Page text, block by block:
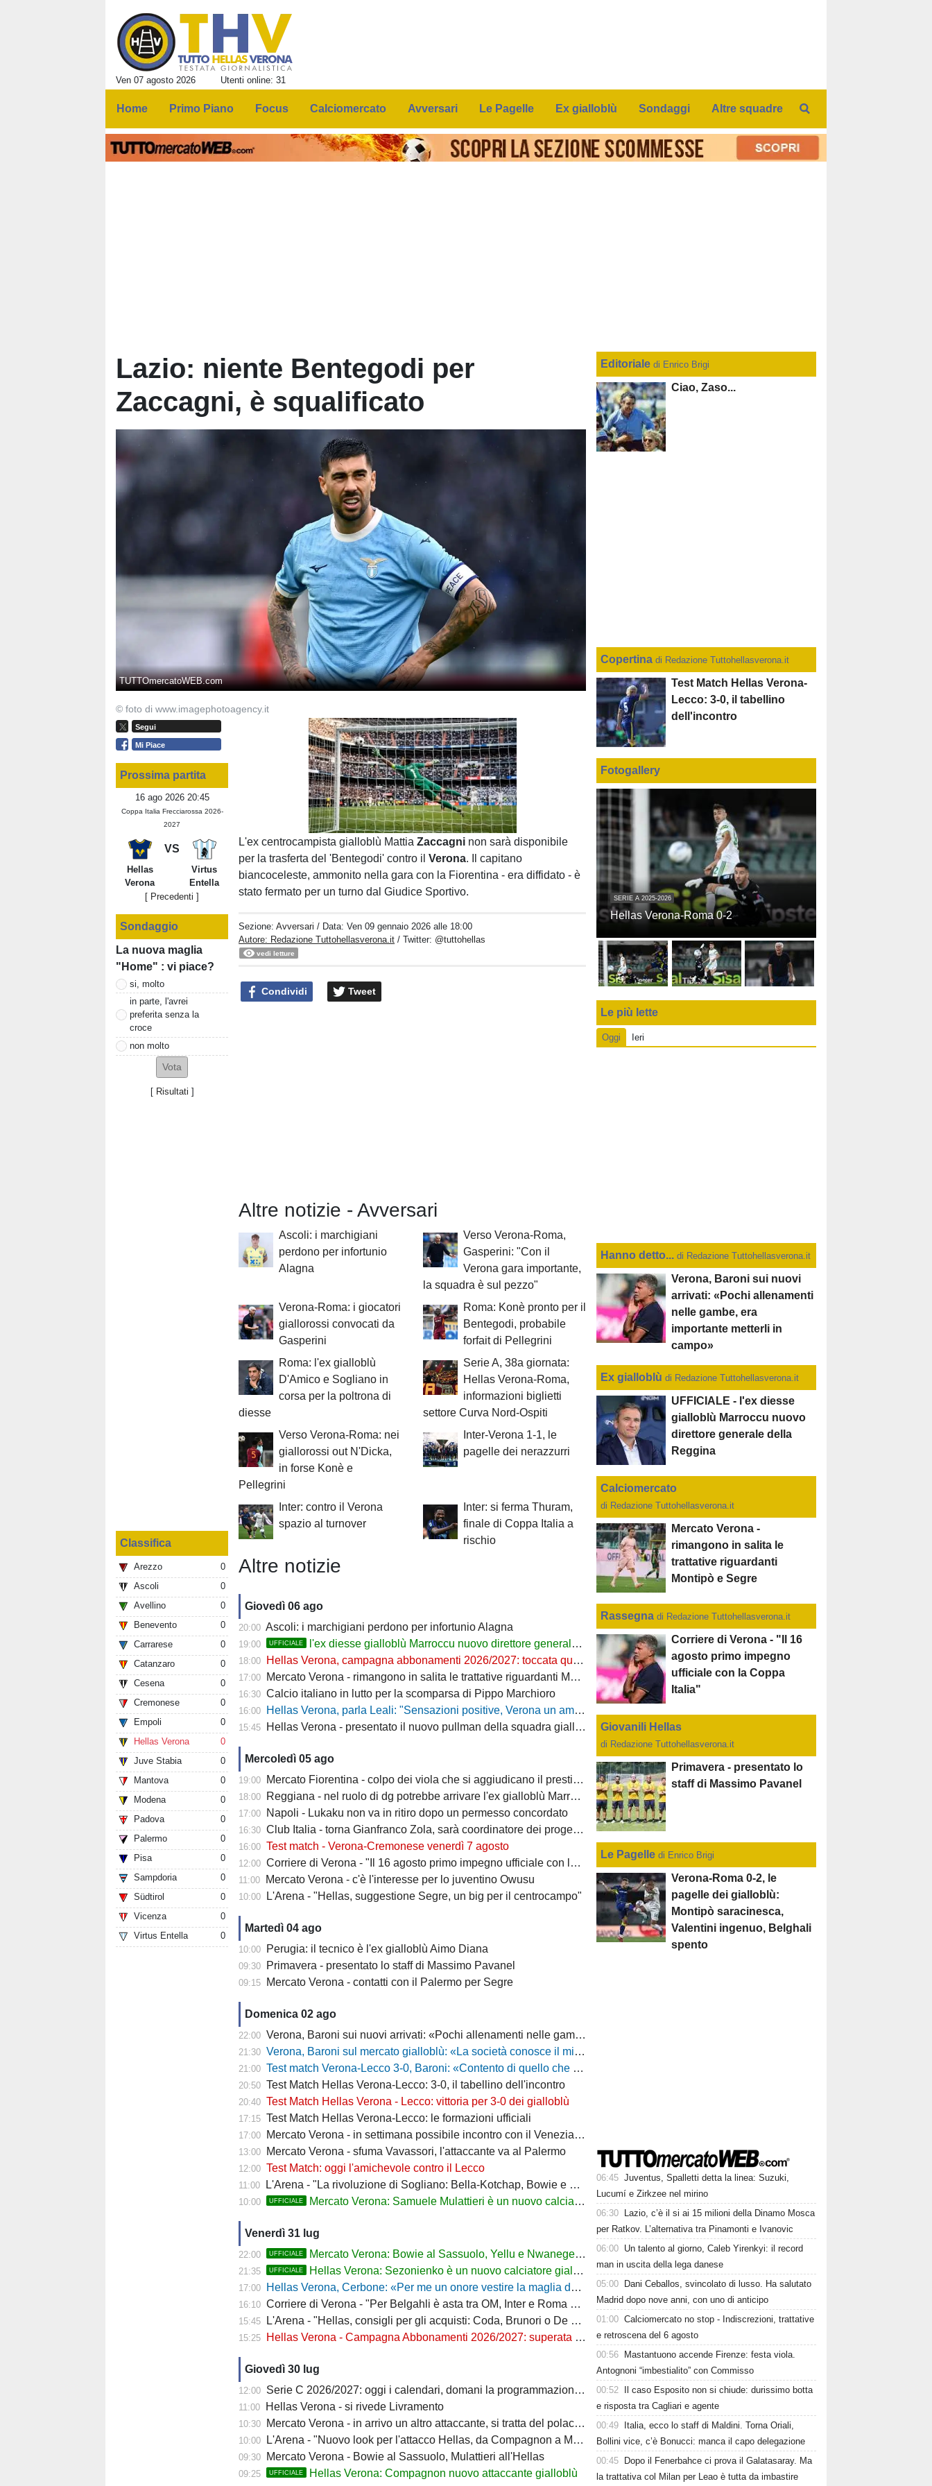
Ven 07 agosto 2026 Utenti online: 31
Home Primo Piano Focus Calciomercato Avversari Le Pagelle Ex gialloblù Sondaggi Altre squadre
Lazio: niente Bentegodi per
Zaccagni, è squalificato
TUTTOmercatoWEB.com
© foto di www.imagephotoagency.it
Segui
Mi Piace
Prossima partita
16 ago 2026 20:45
Coppa Italia Frecciarossa 2026-
2027
VS
Hellas
Verona
Virtus
Entella
[ Precedenti ]
Sondaggio
La nuova maglia
"Home" : vi piace?
si, molto
in parte, l'avrei
preferita senza la
croce
non molto
[ Risultati ]
Classifica
Arezzo
0
Ascoli
0
Avellino
0
Benevento
0
Carrarese
0
Catanzaro
0
Cesena
0
Cremonese
0
Empoli
0
Hellas Verona
0
Juve Stabia
0
Mantova
0
Modena
0
Padova
0
Palermo
0
Pisa
0
Sampdoria
0
Südtirol
0
Vicenza
0
Virtus Entella
0
Unmute
Loaded:
100.00%
L'ex centrocampista gialloblù MattiaZaccagni non sarà disponibile
per la trasferta del 'Bentegodi' contro ilVerona. Il capitano
biancoceleste, ammonito nella gara con la Fiorentina - era diffidato - è
stato fermato per un turno dal Giudice Sportivo.
Sezione:Avversari / Data:Ven 09 gennaio 2026 alle 18:00
Autore: Redazione Tuttohellasverona.it / Twitter: @tuttohellas
vedi letture
Condividi Tweet
Altre notizie - Avversari
Ascoli: i marchigiani
perdono per infortunio
Alagna
Verso Verona-Roma,
Gasperini: "Con il
Verona gara importante,
la squadra è sul pezzo"
Verona-Roma: i giocatori
giallorossi convocati da
Gasperini
Roma: Konè pronto per il
Bentegodi, probabile
forfait di Pellegrini
Roma: l'ex gialloblù
D'Amico e Sogliano in
corsa per la poltrona di
diesse
Serie A, 38a giornata:
Hellas Verona-Roma,
informazioni biglietti
settore Curva Nord-Ospiti
Verso Verona-Roma: nei
giallorossi out N'Dicka,
in forse Konè e
Pellegrini
Inter-Verona 1-1, le
pagelle dei nerazzurri
Inter: contro il Verona
spazio al turnover
Inter: si ferma Thuram,
finale di Coppa Italia a
rischio
Altre notizie
Giovedì 06 ago
20:00 Ascoli: i marchigiani perdono per infortunio Alagna
19:00 UFFICIALE l'ex diesse gialloblù Marroccu nuovo direttore generale della Reggina
18:00 Hellas Verona, campagna abbonamenti 2026/2027: toccata quota 11mila
17:00 Mercato Verona - rimangono in salita le trattative riguardanti Montipò e Segre
16:30 Calcio italiano in lutto per la scomparsa di Pippo Marchioro
16:00 Hellas Verona, parla Leali: "Sensazioni positive, Verona un ambiente dove si può lavorare bene"
15:45 Hellas Verona - presentato il nuovo pullman della squadra gialloblù
Mercoledì 05 ago
19:00 Mercato Fiorentina - colpo dei viola che si aggiudicano il prestito dal Real di Mastantuono
18:00 Reggiana - nel ruolo di dg potrebbe arrivare l'ex gialloblù Marroccu
17:00 Napoli - Lukaku non va in ritiro dopo un permesso concordato
16:30 Club Italia - torna Gianfranco Zola, sarà coordinatore dei progetti delle attività giovanili
16:00 Test match - Verona-Cremonese venerdì 7 agosto
12:00 Corriere di Verona - "Il 16 agosto primo impegno ufficiale con la Coppa Italia"
11:00 Mercato Verona - c'è l'interesse per lo juventino Owusu
10:00 L'Arena - "Hellas, suggestione Segre, un big per il centrocampo"
Martedì 04 ago
10:00 Perugia: il tecnico è l'ex gialloblù Aimo Diana
09:30 Primavera - presentato lo staff di Massimo Pavanel
09:15 Mercato Verona - contatti con il Palermo per Segre
Domenica 02 ago
22:00 Verona, Baroni sui nuovi arrivati: «Pochi allenamenti nelle gambe, era importante metterli in campo»
21:30 Verona, Baroni sul mercato gialloblù: «La società conosce il mio progetto, la mia garanzia è Sogliano»
21:00 Test match Verona-Lecco 3-0, Baroni: «Contento di quello che ho visto, la strada è questa e non torneremo indietro»
20:50 Test Match Hellas Verona-Lecco: 3-0, il tabellino dell'incontro
20:40 Test Match Hellas Verona - Lecco: vittoria per 3-0 dei gialloblù
17:15 Test Match Hellas Verona-Lecco: le formazioni ufficiali
17:00 Mercato Verona - in settimana possibile incontro con il Venezia per Montipò
13:00 Mercato Verona - sfuma Vavassori, l'attaccante va al Palermo
12:00 Test Match: oggi l'amichevole contro il Lecco
11:00 L'Arena - "La rivoluzione di Sogliano: Bella-Kotchap, Bowie e ora Belghali"
10:00 UFFICIALE Mercato Verona: Samuele Mulattieri è un nuovo calciatore gialloblù
Venerdì 31 lug
22:00 UFFICIALE Mercato Verona: Bowie al Sassuolo, Yellu e Nwanege in prestito
21:35 UFFICIALE Hellas Verona: Sezonienko è un nuovo calciatore gialloblù
17:00 Hellas Verona, Cerbone: «Per me un onore vestire la maglia dell'Hellas»
16:10 Corriere di Verona - "Per Belgahli è asta tra OM, Inter e Roma con base fissata a 15mln"
15:45 L'Arena - "Hellas, consigli per gli acquisti: Coda, Brunori o De Luca?"
15:25 Hellas Verona - Campagna Abbonamenti 2026/2027: superata quota 10mila tessere
Giovedì 30 lug
12:00 Serie C 2026/2027: oggi i calendari, domani la programmazione delle prime giornate
11:00 Hellas Verona - si rivede Livramento
10:30 Mercato Verona - in arrivo un altro attaccante, si tratta del polacco Sezonienko
10:00 L'Arena - "Nuovo look per l'attacco Hellas, da Compagnon a Mulattieri"
09:30 Mercato Verona - Bowie al Sassuolo, Mulattieri all'Hellas
09:25 UFFICIALE Hellas Verona: Compagnon nuovo attaccante gialloblù
Editorialedi Enrico Brigi
Ciao, Zaso...
Copertina di Redazione Tuttohellasverona.it
Test Match Hellas Verona-
Lecco: 3-0, il tabellino
dell'incontro
Fotogallery
SERIE A 2025-2026
Hellas Verona-Roma 0-2
Le più lette
Oggi Ieri
Hanno detto... di Redazione Tuttohellasverona.it
Verona, Baroni sui nuovi
arrivati: «Pochi allenamenti
nelle gambe, era
importante metterli in
campo»
Ex gialloblùdi Redazione Tuttohellasverona.it
UFFICIALE - l'ex diesse
gialloblù Marroccu nuovo
direttore generale della
Reggina
Calciomercato
di Redazione Tuttohellasverona.it
Mercato Verona -
rimangono in salita le
trattative riguardanti
Montipò e Segre
Rassegna di Redazione Tuttohellasverona.it
Corriere di Verona - "Il 16
agosto primo impegno
ufficiale con la Coppa
Italia"
Giovanili Hellas
di Redazione Tuttohellasverona.it
Primavera - presentato lo
staff di Massimo Pavanel
Le Pagelle di Enrico Brigi
Verona-Roma 0-2, le
pagelle dei gialloblù:
Montipò saracinesca,
Valentini ingenuo, Belghali
spento
06:45 Juventus, Spalletti detta la linea: Suzuki,
Lucumí e Zirkzee nel mirino
06:30
Lazio, c’è il si ai 15 milioni della Dinamo Mosca
per Ratkov. L’alternativa tra Pinamonti e Ivanovic
06:00 Un talento al giorno, Caleb Yirenkyi: il record
man in uscita della lega danese
05:00
Dani Ceballos, svincolato di lusso. Ha salutato
Madrid dopo nove anni, con uno di anticipo
01:00 Calciomercato no stop - Indiscrezioni, trattative
e retroscena del 6 agosto
00:56
Mastantuono accende Firenze: festa viola.
Antognoni “imbestialito” con Commisso
00:52
Il caso Esposito non si chiude: durissimo botta
e risposta tra Cagliari e agente
00:49
Italia, ecco lo staff di Maldini. Torna Oriali,
Bollini vice, c’è Bonucci: manca il capo delegazione
00:45
Dopo il Fenerbahce ci prova il Galatasaray. Ma
la trattativa col Milan per Leao è tutta da imbastire